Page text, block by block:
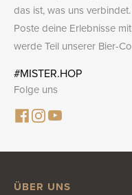
das ist, was uns verbindet.
Poste deine Erlebnisse
werde Teil unserer Bier-
#MISTER.HOP
Folge uns
ÜBER UNS